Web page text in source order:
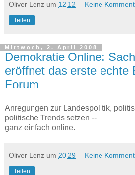
Oliver Lenz um 12:12 Keine
Teilen
Mittwoch, 2. April 2008
Demokratie Online:
eröffnet das erste echte
Forum
Anregungen zur Landespolitik,
politische Trends setzen --
ganz einfach online.
Oliver Lenz um 20:29 Keine
Teilen